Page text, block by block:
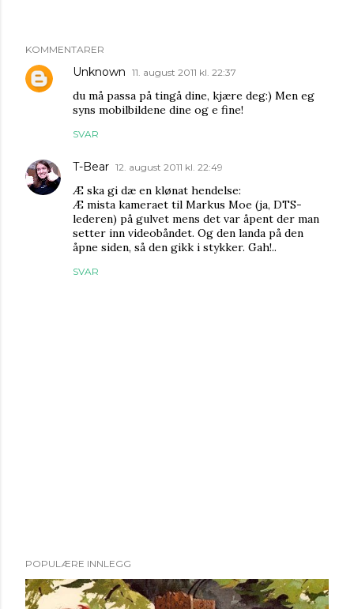
KOMMENTARER
Unknown 11. august 2011 kl. 22:37
du må passa på tingå dine, kjære deg:) Men eg
syns mobilbildene dine og e fine!
SVAR
T-Bear 12. august 2011 kl. 22:49
Æ ska gi dæ en klønat hendelse:
Æ mista kameraet til Markus Moe (ja, DTS-
lederen) på gulvet mens det var åpent der man
setter inn videobåndet. Og den landa på den
åpne siden, så den gikk i stykker. Gah!..
SVAR
e
g
POPULÆRE INNLEGG